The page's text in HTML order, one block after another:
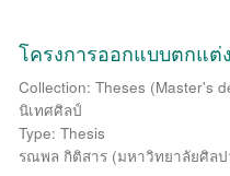
โครงการออกแบบตกแต่
Collection: Theses (Master's
นิเทศศิลป์
Type: Thesis
รณพล กิติสาร (มหาวิทยาลัยศิลป